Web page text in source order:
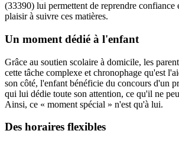
(33390) lui permettent de reprendre confiance
plaisir à suivre ces matières.
Un moment dédié à l'enfant
Grâce au soutien scolaire à domicile, les
cette tâche complexe et chronophage qu'est
son côté, l'enfant bénéficie du concours d'un
qui lui dédie toute son attention, ce qu'il ne
Ainsi, ce « moment spécial » n'est qu'à lui.
Des horaires flexibles